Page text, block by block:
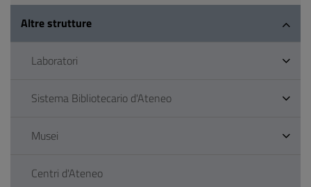
Altre strutture
Laboratori
Sistema Bibliotecario d'Ateneo
Musei
Centri d'Ateneo